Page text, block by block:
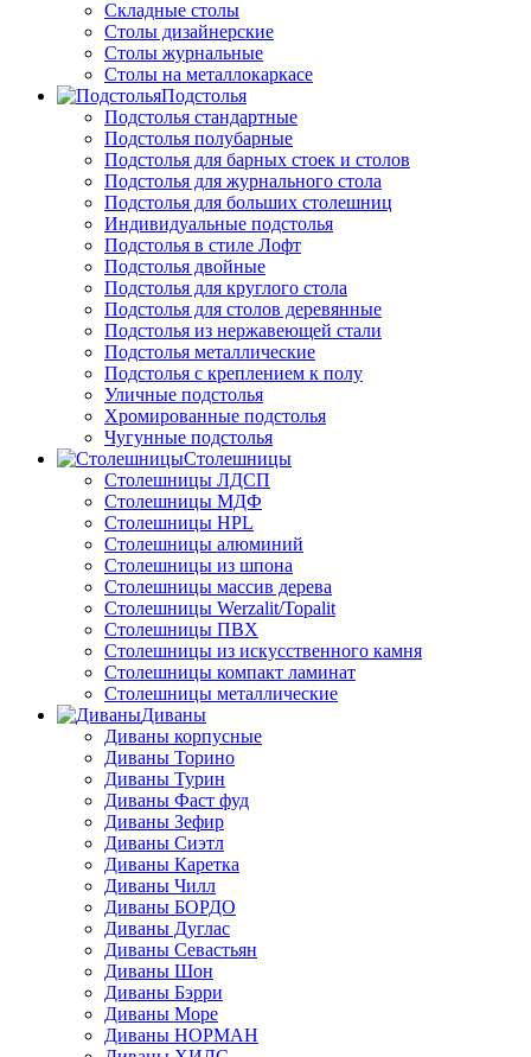
Складные столы
Столы дизайнерские
Столы журнальные
Столы на металлокаркасе
Подстолья
Подстолья стандартные
Подстолья полубарные
Подстолья для барных стоек и столов
Подстолья для журнального стола
Подстолья для больших столешниц
Индивидуальные подстолья
Подстолья в стиле Лофт
Подстолья двойные
Подстолья для круглого стола
Подстолья для столов деревянные
Подстолья из нержавеющей стали
Подстолья металлические
Подстолья с креплением к полу
Уличные подстолья
Хромированные подстолья
Чугунные подстолья
Столешницы
Столешницы ЛДСП
Столешницы МДФ
Столешницы HPL
Столешницы алюминий
Столешницы из шпона
Столешницы массив дерева
Столешницы Werzalit/Topalit
Столешницы ПВХ
Столешницы из искусственного камня
Столешницы компакт ламинат
Столешницы металлические
Диваны
Диваны корпусные
Диваны Торино
Диваны Турин
Диваны Фаст фуд
Диваны Зефир
Диваны Сиэтл
Диваны Каретка
Диваны Чилл
Диваны БОРДО
Диваны Дуглас
Диваны Севастьян
Диваны Шон
Диваны Бэрри
Диваны Море
Диваны НОРМАН